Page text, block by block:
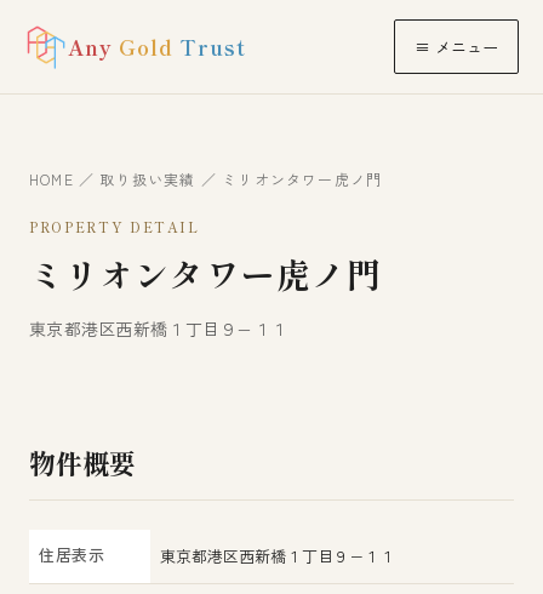
Any Gold Trust ≡ メニュー
HOME ／ 取り扱い実績 ／ ミリオンタワー虎ノ門
PROPERTY DETAIL
ミリオンタワー虎ノ門
東京都港区西新橋１丁目９−１１
物件概要
住居表示 東京都港区西新橋１丁目９−１１